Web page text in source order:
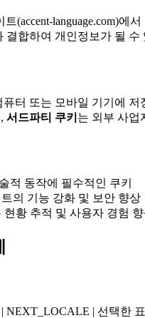
(accent-language.com)
결합하여 개인정보가 될 수
터 또는 모바일 기기에
서드파티 쿠키 는 외부 사업
적 동작에 필수적인 쿠키
의 기능 강화 및 보안 향상
현황 추적 및 사용자 경험
| NEXT_LOCALE | 선택한